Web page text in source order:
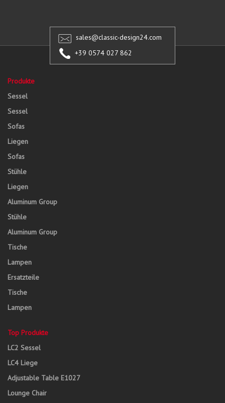
sales@classic-design24.com
+39 0574 027 862
Produkte
Sessel
Sessel
Sofas
Liegen
Sofas
Stühle
Liegen
Aluminum Group
Stühle
Aluminum Group
Tische
Lampen
Ersatzteile
Tische
Lampen
Top Produkte
LC2 Sessel
LC4 Liege
Adjustable Table E1027
Lounge Chair